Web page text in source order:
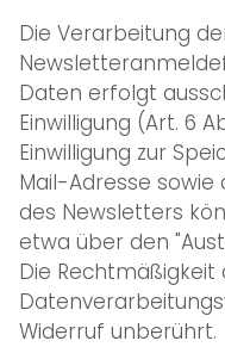
Die Verarbeitung
Daten erfolgt
Einwilligung (Art. 6
Einwilligung zur
Mail-Adresse sowie
des Newsletters
etwa über den
Die
Widerruf unberührt.